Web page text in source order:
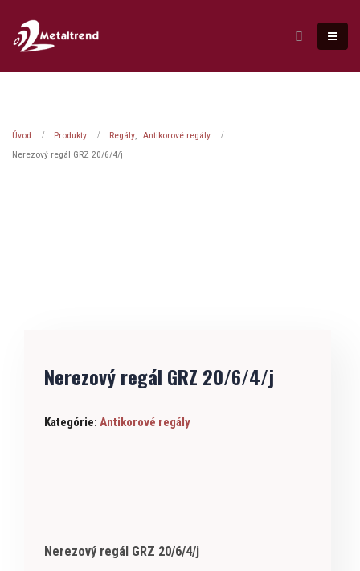
Úvod Produkty Regály
Antikorové regály
Nerezový regál GRZ 20/6/4/j
Nerezový regál GRZ 20/6/4/j
Kategórie: Antikorové regály
Nerezový regál GRZ 20/6/4/j